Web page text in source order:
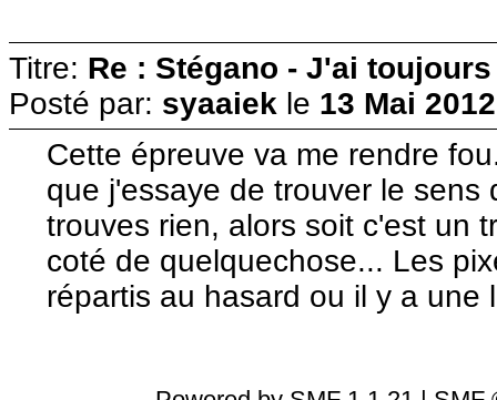
Titre: Re : Stégano - J'ai
Posté par: syaaiek le 13 Mai
Cette épreuve va me rendre
que j'essaye de trouver le sens
trouves rien, alors soit c'est un
coté de quelquechose... Les
répartis au hasard ou il y a une